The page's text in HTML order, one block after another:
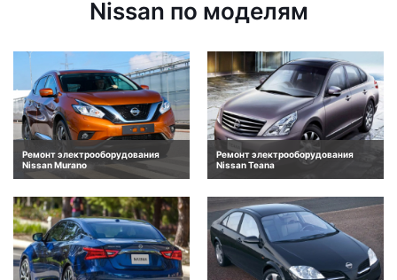
Nissan по моделям
Ремонт электрооборудования
Nissan Murano
Ремонт электрооборудования
Nissan Teana